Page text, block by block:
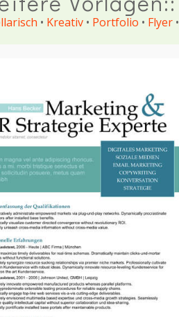
• Kreativ• Portfolio • Flyer•